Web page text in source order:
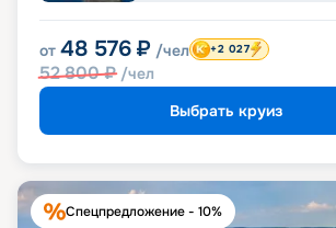
от 48 576 ₽ /чел
52 800₽ /чел
+2 027
Выбрать круиз
Спецпредложение - 10%